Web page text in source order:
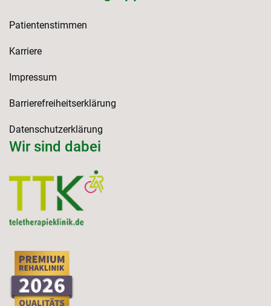
Patientenstimmen
Karriere
Impressum
Barrierefreiheitserklärung
Datenschutzerklärung
Wir sind dabei